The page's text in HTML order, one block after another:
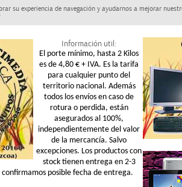
su experiencia de navegación y ayudarnos a mejorar
Información util:
El porte mínimo, hasta 2 Kilos
es de 4,80 € + IVA. Es la tarifa
para cualquier punto del
territorio nacional. Además
todos los envíos en caso de
rotura o perdida, están
asegurados al 100%,
independientemente del valor
de la mercancía. Salvo
excepciones. Los productos con
stock tienen entrega en 2-3
confirmamos posible fecha de entrega.